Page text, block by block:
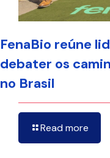
FenaBio reúne
debater os
no Brasil
Read more